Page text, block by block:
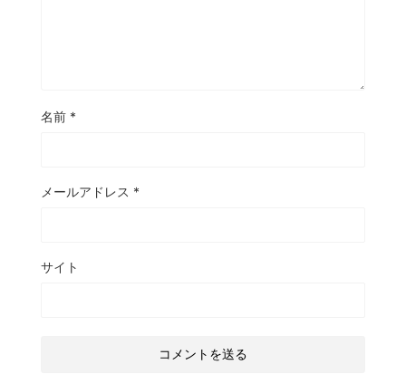
名前 *
メールアドレス *
サイト